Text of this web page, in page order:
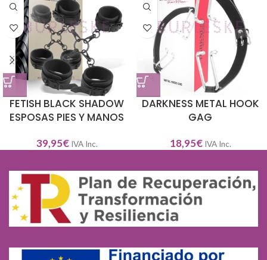
FETISH BLACK SHADOW
ESPOSAS PIES Y MANOS
39,95€ IVA Inc.
DARKNESS METAL HOOK
GAG
18,95€ IVA Inc.